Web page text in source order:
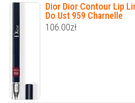
Dior Dior Contour Lip
Do Ust 959 Charnelle
106.00zł